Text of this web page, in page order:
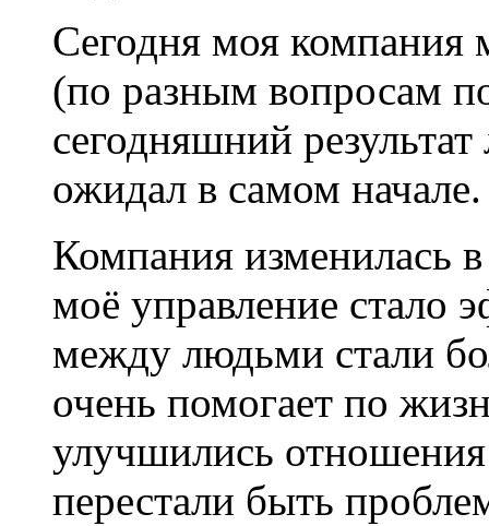
Сегодня моя компания
(по разным вопросам
сегодняшний
ожидал в самом начале.
Компания изменилась
моё управление стало
между людьми стали
очень помогает по
улучшились
перестали быть